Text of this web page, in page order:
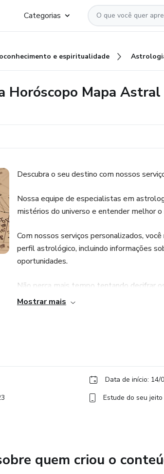
Categorias
e espiritualidade
Horóscopo Mapa
Descubra o seu destino com nossos
Nossa equipe de especialistas em
mistérios do universo e entender melhor o
Com nossos serviços personalizados,
perfil astrológico, incluindo informações
oportunidades.
Não perca mais tempo tentando decifrar
mesmo a sua consulta e comece a viver a
Mostrar mais
Data de início: 14/
Estude do seu
quem criou o